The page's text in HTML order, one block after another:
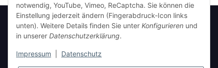
Informationen
notwendig, YouTube, Vimeo, ReCaptcha. Sie können die
Einstellung jederzeit ändern (Fingerabdruck-Icon links
unten). Weitere Details finden Sie unter Konfigurieren und
in unserer Datenschutzerklärung.
Impressum Datenschutz